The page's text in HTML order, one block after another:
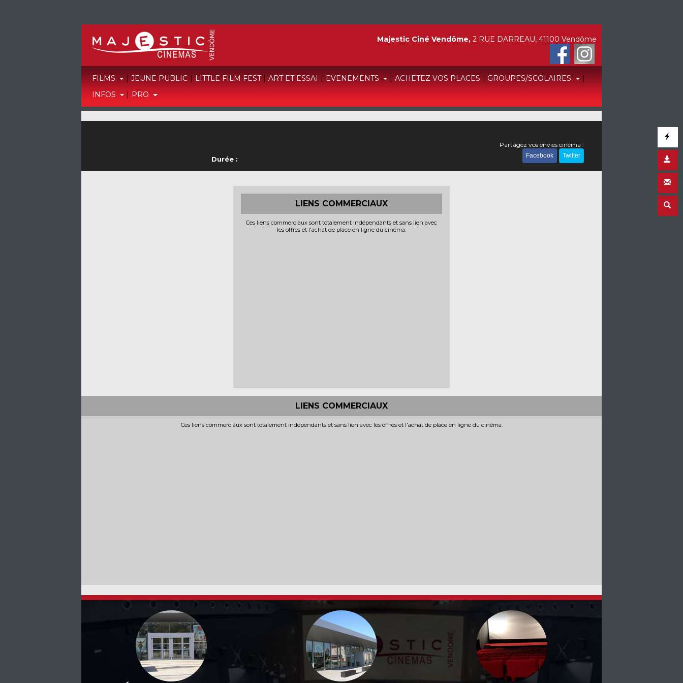
FILMS | JEUNE PUBLIC | LITTLE FILM FEST | ART ET ESSAI | EVENEMENTS | ACHETEZ VOS PLACES | GROUPES/SCOLAIRES
|
INFOS
| PRO
Majestic Ciné Vendôme, 2 RUE DARREAU, 41100 Vendôme
Durée :
Partagez vos envies cinéma :
Facebook Twitter
LIENS COMMERCIAUX
Ces liens commerciaux sont totalement indépendants et sans lien avec
les offres et l'achat de place en ligne du cinéma.
LIENS COMMERCIAUX
Ces liens commerciaux sont totalement indépendants et sans lien avec les offres et l'achat de place en ligne du cinéma.